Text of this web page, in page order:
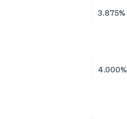
3.875%
4.000%